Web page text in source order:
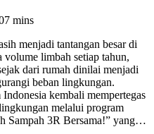
7 mins
menjadi tantangan besar di
limbah setiap tahun,
dari rumah dinilai menjadi
beban lingkungan.
kembali mempertegas
melalui program
Sampah 3R Bersama!” yang…